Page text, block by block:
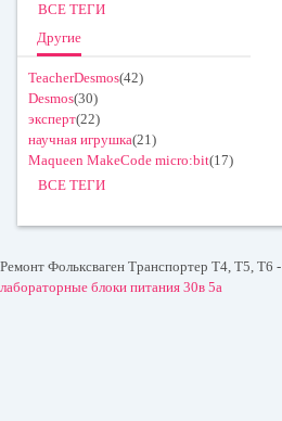
ВСЕ ТЕГИ
Другие
TeacherDesmos(42)
Desmos(30)
эксперт(22)
научная игрушка(21)
Maqueen MakeCode micro:bit(17)
ВСЕ ТЕГИ
Ремонт Фольксваген Транспортер T4, T5, T6 -
лабораторные блоки питания 30в 5а